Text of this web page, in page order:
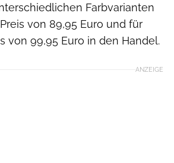
Farbvarianten
von 89,95 Euro und für
von 99,95 Euro in den Handel.
ANZEIGE